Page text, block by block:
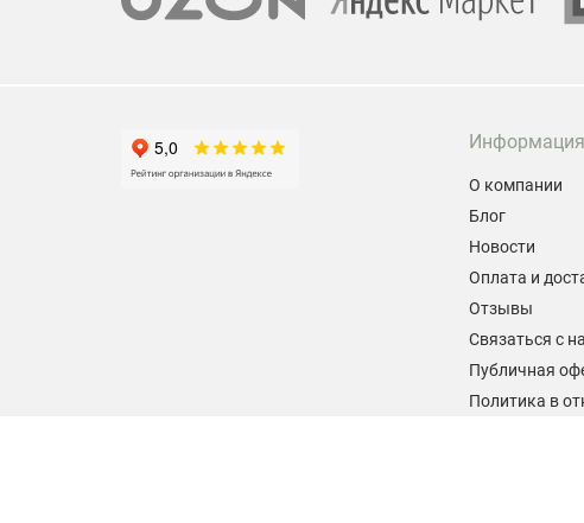
Информация
О компании
Блог
Новости
Оплата и
Отзывы
Связаться с
Публичная
Политика в